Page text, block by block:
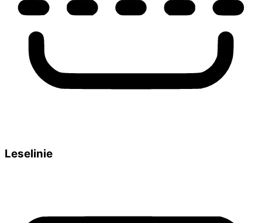
Leselinie